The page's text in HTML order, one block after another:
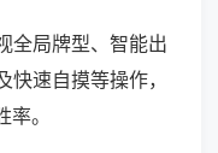
全局牌型、智能出
速自摸等操作，
。